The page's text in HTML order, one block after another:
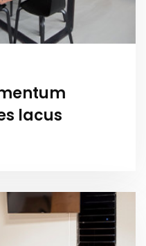
lacus